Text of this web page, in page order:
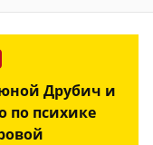
Друбич и
по психике